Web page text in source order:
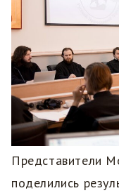
Представители
поделились